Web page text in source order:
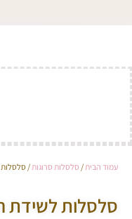
עמוד הבית/סלסלות סרוגות/ סלסלות
סלסלות לשידת